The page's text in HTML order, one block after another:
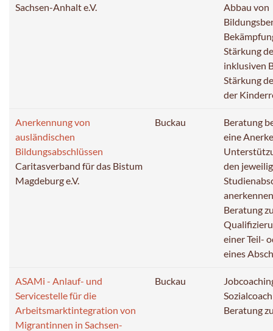
Sachsen-Anhalt e.V.
Abbau von
Stärkung
inklusiven
Stärkung
der
Anerkennung von
ausländischen
Bildungsabschlüssen
Caritasverband für das Bistum
Magdeburg e.V.
Buckau
Beratung
eine
den
Beratung
einer Teil-
eines
ASAMi - Anlauf- und
Servicestelle für die
Arbeitsmarktintegration von
Migrantinnen in Sachsen-
Buckau
Beratung